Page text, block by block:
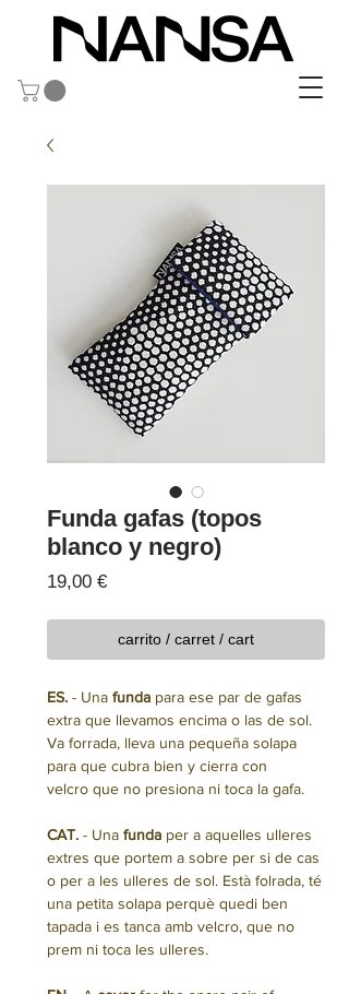
Funda gafas (topos
blanco y negro)
19,00 €Precio
carrito / carret / cart
ES. - Una funda para ese par de gafas
extra que llevamos encima o las de sol.
Va forrada, lleva una pequeña solapa
para que cubra bien y cierra con
velcro que no presiona ni toca la gafa.
CAT. - Una funda per a aquelles ulleres
extres que portem a sobre per si de cas
o per a les ulleres de sol. Està folrada, té
una petita solapa perquè quedi ben
tapada i es tanca amb velcro, que no
prem ni toca les ulleres.